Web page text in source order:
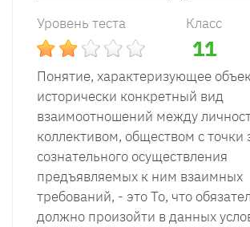
Уровень теста Класс
11
Понятие, характеризующее
исторически конкретный вид
взаимоотношений между
коллективом, обществом с точки
сознательного осуществления
предъявляемых к ним взаимных
требований, - это То, что
должно произойти в данных